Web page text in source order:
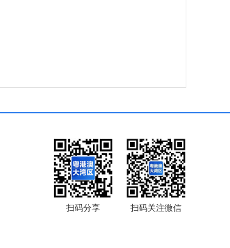
扫码分享 扫码关注微信